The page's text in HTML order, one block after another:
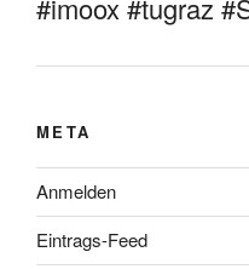
#imoox #tugraz
META
Anmelden
Eintrags-Feed